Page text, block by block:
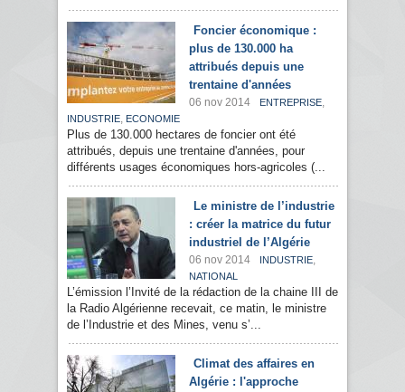
Foncier économique :
plus de 130.000 ha
attribués depuis une
trentaine d'années
06 nov 2014 ENTREPRISE,
INDUSTRIE, ECONOMIE
Plus de 130.000 hectares de foncier ont été
attribués, depuis une trentaine d'années, pour
différents usages économiques hors-agricoles (...
Le ministre de l’industrie
: créer la matrice du futur
industriel de l’Algérie
06 nov 2014 INDUSTRIE,
NATIONAL
L’émission l’Invité de la rédaction de la chaine III de
la Radio Algérienne recevait, ce matin, le ministre
de l’Industrie et des Mines, venu s’...
Climat des affaires en
Algérie : l'approche